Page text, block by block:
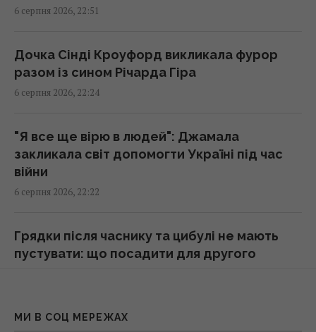
Анчоуси чи сардини: яка риба корисніша
В Україну може потрапити антидронова
ракета CM-70 з Канади, - ЗМІ
Чим Україна може знищувати "Іскандери":
експерти назвали єдиний реальний варіант
21:24 четвер, 06 серпня 2026
Частина ракети SpaceX розбилася об
Місяць: вчені розповіли про побачене в
6 серпня 2026, 22:51
Дочка Сінді Кроуфорд викликала фурор
разом із сином Річарда Гіра
6 серпня 2026, 22:24
"Я все ще вірю в людей": Джамала
закликала світ допомогти Україні під час
війни
6 серпня 2026, 22:22
Грядки після часнику та цибулі не мають
пустувати: що посадити для другого
МИ В СОЦ МЕРЕЖАХ